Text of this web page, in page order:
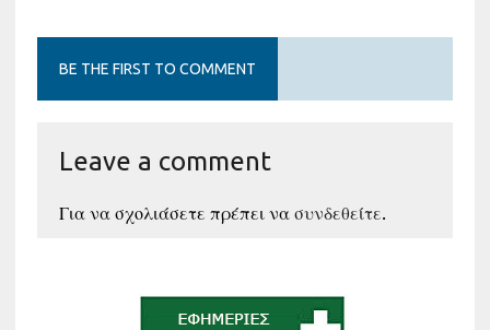
BE THE FIRST TO COMMENT
Leave a comment
Για να σχολιάσετε πρέπει νασυνδεθείτε.